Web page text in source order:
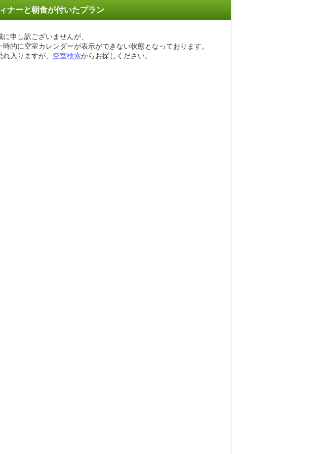
ナーと朝食が付いたプラン
に申し訳ございませんが、
時的に空室カレンダーが表示ができない状態となっております。
れ入りますが、 空室検索からお探しください。